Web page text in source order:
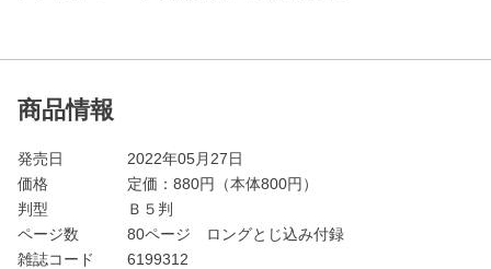
商品情報
発売日
2022年05月27日
価格
定価： 880円（本体800円）
判型
Ｂ５判
ページ数
80ページ ロングとじ込み付録
雑誌コード
6199312